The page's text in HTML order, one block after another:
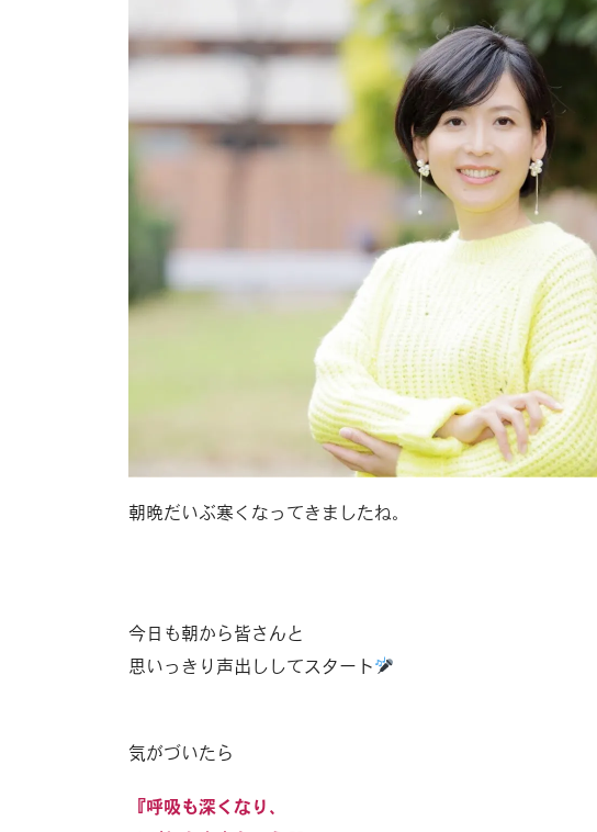
朝晩だいぶ寒くなってきましたね。
今日も朝から皆さんと
思いっきり声出ししてスタート
気がづいたら
『呼吸も深くなり、